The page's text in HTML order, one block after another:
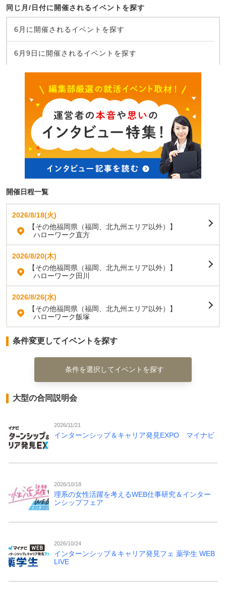
同じ月/日付に開催されるイベントを探す
6月に開催されるイベントを探す
6月9日に開催されるイベントを探す
開催日程一覧
2026/8/18(火)
【その他福岡県（福岡、北九州エリア以外）】
ハローワーク直方
2026/8/20(木)
【その他福岡県（福岡、北九州エリア以外）】
ハローワーク田川
2026/8/26(水)
【その他福岡県（福岡、北九州エリア以外）】
ハローワーク飯塚
条件変更してイベントを探す
条件を選択してイベントを探す
大型の合同説明会
2026/11/21
インターンシップ＆キャリア発見EXPO マイナビ
2026/10/18
理系の女性活躍を考えるWEB仕事研究＆インター
ンシップフェア
2026/10/24
インターンシップ＆キャリア発見フェ 薬学生 WEB
LIVE